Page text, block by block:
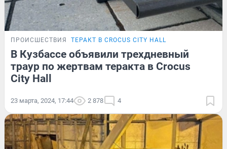
ПРОИСШЕСТВИЯ ТЕРАКТ В CROCUS CITY HALL
В Кузбассе объявили трехдневный
траур по жертвам теракта в Crocus
City Hall
23 марта, 2024, 17:44 2 878 4